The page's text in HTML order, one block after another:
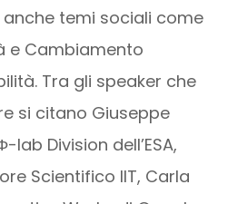
anche temi sociali come
e Cambiamento
Tra gli speaker che
si citano Giuseppe
Division dell’ESA,
Scientifico IIT, Carla